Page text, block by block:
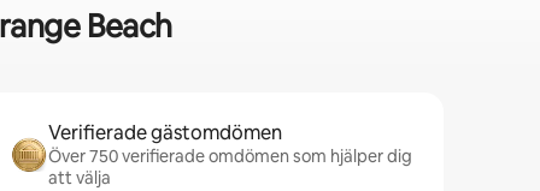
Beach
Verifierade gästomdömen
Över 750 verifierade omdömen som hjälper dig
att välja